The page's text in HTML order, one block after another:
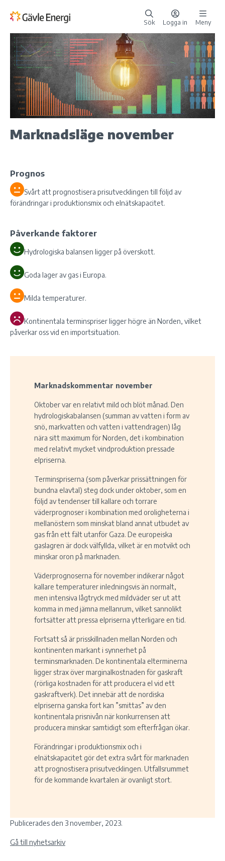
Sök Logga in Meny
Marknadsläge november
Prognos
Svårt att prognostisera prisutvecklingen till följd av
förändringar i produktionsmix och elnätskapacitet.
Påverkande faktorer
Hydrologiska balansen ligger på överskott.
Goda lager av gas i Europa.
Milda temperaturer.
Kontinentala terminspriser ligger högre än Norden, vilket
påverkar oss vid en importsituation.
Marknadskommentar november
Oktober var en relativt mild och blöt månad. Den
hydrologiskabalansen (summan av vatten i form av
snö, markvatten och vatten i vattendragen) låg
nära sitt maximum för Norden, det i kombination
med relativt mycket vindproduktion pressade
elpriserna.
Terminspriserna (som påverkar prissättningen för
bundna elavtal) steg dock under oktober, som en
följd av tendenser till kallare och torrare
väderprognoser i kombination med oroligheterna i
mellanöstern som minskat bland annat utbudet av
gas från ett fält utanför Gaza. De europeiska
gaslagren är dock välfyllda, vilket är en motvikt och
minskar oron på marknaden.
Väderprognoserna för november indikerar något
kallare temperaturer inledningsvis än normalt,
men intensiva lågtryck med mildväder ser ut att
komma in med jämna mellanrum, vilket sannolikt
fortsätter att pressa elpriserna ytterligare en tid.
Fortsatt så är prisskillnaden mellan Norden och
kontinenten markant i synnerhet på
terminsmarknaden. De kontinentala elterminerna
ligger strax över marginalkostnaden för gaskraft
(rörliga kostnaden för att producera el vid ett
gaskraftverk). Det innebär att de nordiska
elpriserna ganska fort kan ”smittas” av den
kontinentala prisnivån när konkurrensen att
producera minskar samtidigt som efterfrågan ökar.
Förändringar i produktionsmix och i
elnätskapacitet gör det extra svårt för marknaden
att prognostisera prisutvecklingen. Utfallsrummet
för de kommande kvartalen är ovanligt stort.
Publicerades den 3 november, 2023.
Gå till nyhetsarkiv